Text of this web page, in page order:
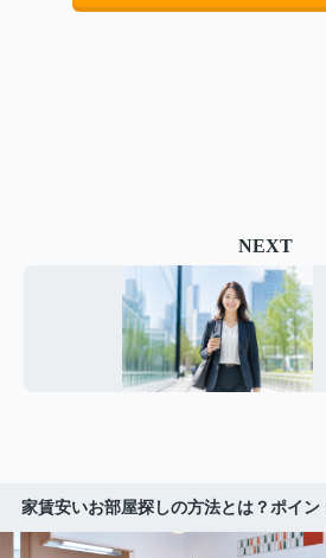
NEXT
家賃安いお部屋探しの方法とは？ポイ